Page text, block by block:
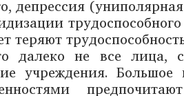
депрессия
теряют
далеко не все лица,
учреждения. Большое